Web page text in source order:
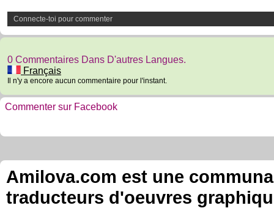
Connecte-toi pour commenter
0 Commentaires Dans D'autres Langues.
Français
Il n'y a encore aucun commentaire pour l'instant.
Commenter sur Facebook
Amilova.com est une
traducteurs d'oeuvres